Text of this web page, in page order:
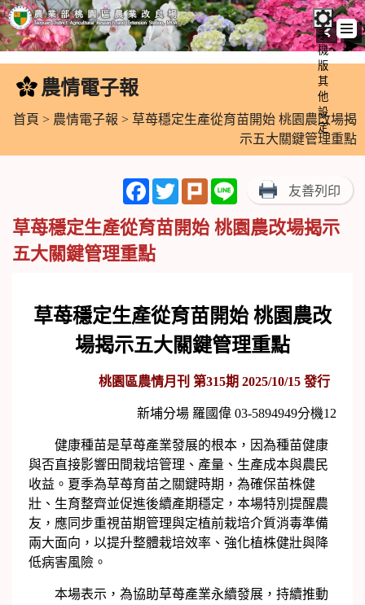
跳
容
手
機
版
其
他
設
定
農情電子報
首頁 > 農情電子報 > 草苺穩定生產從育苗開始 桃園農改場揭
示五大關鍵管理重點
FacebookTwitterPlurk Line 友善列印
草苺穩定生產從育苗開始 桃園農改場揭示
五大關鍵管理重點
草苺穩定生產從育苗開始 桃園農改
場揭示五大關鍵管理重點
桃園區農情月刊 第315期 2025/10/15 發行
新埔分場 羅國偉 03-5894949分機12
健康種苗是草苺產業發展的根本，因為種苗健康
與否直接影響田間栽培管理、產量、生產成本與農民
收益。夏季為草苺育苗之關鍵時期，為確保苗株健
壯、生育整齊並促進後續產期穩定，本場特別提醒農
友，應同步重視苗期管理與定植前栽培介質消毒準備
兩大面向，以提升整體栽培效率、強化植株健壯與降
低病害風險。
本場表示，為協助草苺產業永續發展，持續推動